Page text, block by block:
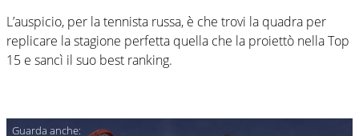
L’auspicio, per la tennista russa, è che trovi la quadra per
replicare la stagione perfetta quella che la proiettò nella Top
15 e sancì il suo best ranking.